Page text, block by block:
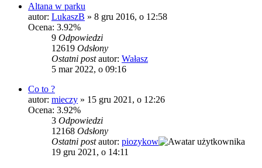
Altana w parku
autor: LukaszB » 8 gru 2016, o 12:58
Ocena: 3.92%
9 Odpowiedzi
12619 Odsłony
Ostatni postautor: Wałasz
5 mar 2022, o 09:16
Co to ?
autor: mieczy » 15 gru 2021, o 12:26
Ocena: 3.92%
3 Odpowiedzi
12168 Odsłony
Ostatni postautor: piozykow
19 gru 2021, o 14:11